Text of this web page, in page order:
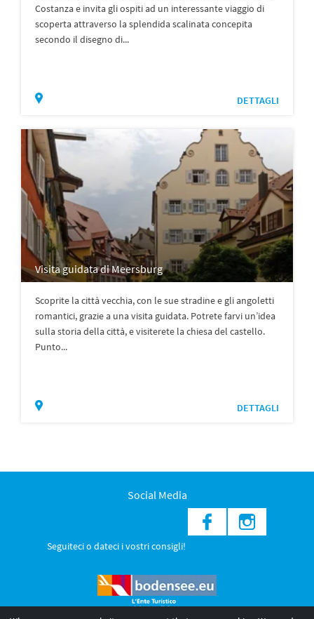
Costanza e invita gli ospiti ad un interessante viaggio di
scoperta attraverso la splendida scalinata concepita
secondo il disegno di...
DETTAGLI
Visita guidata di Meersburg
Scoprite la città vecchia, con le sue stradine e gli angoletti
romantici, grazie a una visita guidata. Potrete farvi un’idea
sulla storia della città, e visiterete la chiesa del castello.
Punto...
DETTAGLI
Social Media
Seguiteci o dateci i vostri consigli!